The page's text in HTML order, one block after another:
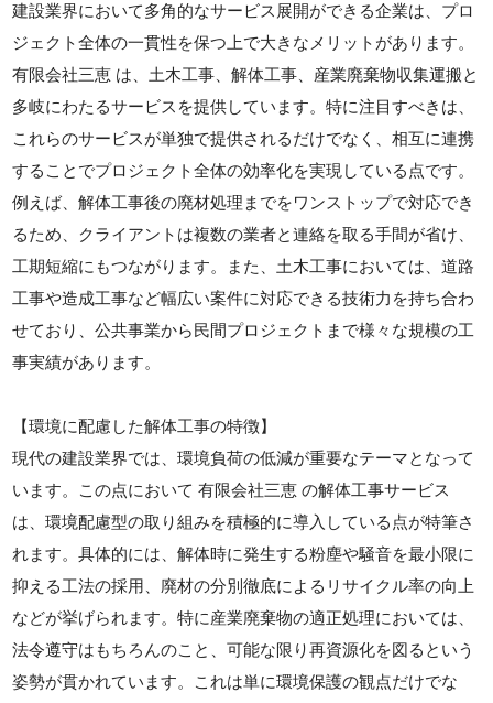
建設業界において多角的なサービス展開ができる企業は、プロ
ジェクト全体の一貫性を保つ上で大きなメリットがあります。
有限会社三恵 は、土木工事、解体工事、産業廃棄物収集運搬と
多岐にわたるサービスを提供しています。特に注目すべきは、
これらのサービスが単独で提供されるだけでなく、相互に連携
することでプロジェクト全体の効率化を実現している点です。
例えば、解体工事後の廃材処理までをワンストップで対応でき
るため、クライアントは複数の業者と連絡を取る手間が省け、
工期短縮にもつながります。また、土木工事においては、道路
工事や造成工事など幅広い案件に対応できる技術力を持ち合わ
せており、公共事業から民間プロジェクトまで様々な規模の工
事実績があります。
【環境に配慮した解体工事の特徴】
現代の建設業界では、環境負荷の低減が重要なテーマとなって
います。この点において 有限会社三恵 の解体工事サービス
は、環境配慮型の取り組みを積極的に導入している点が特筆さ
れます。具体的には、解体時に発生する粉塵や騒音を最小限に
抑える工法の採用、廃材の分別徹底によるリサイクル率の向上
などが挙げられます。特に産業廃棄物の適正処理においては、
法令遵守はもちろんのこと、可能な限り再資源化を図るという
姿勢が貫かれています。これは単に環境保護の観点だけでな